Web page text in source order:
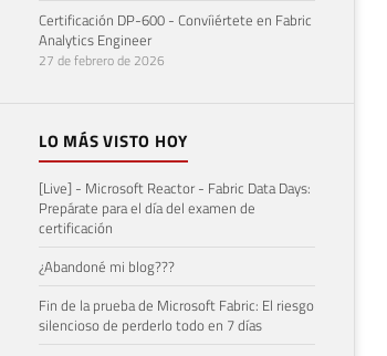
Certificación DP-600 - Convíiértete en Fabric
Analytics Engineer
27 de febrero de 2026
LO MÁS VISTO HOY
[Live] - Microsoft Reactor - Fabric Data Days:
Prepárate para el día del examen de
certificación
¿Abandoné mi blog???
Fin de la prueba de Microsoft Fabric: El riesgo
silencioso de perderlo todo en 7 días